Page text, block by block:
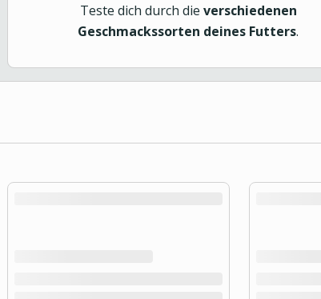
Teste dich durch die verschiedenen
Geschmackssorten deines Futters.